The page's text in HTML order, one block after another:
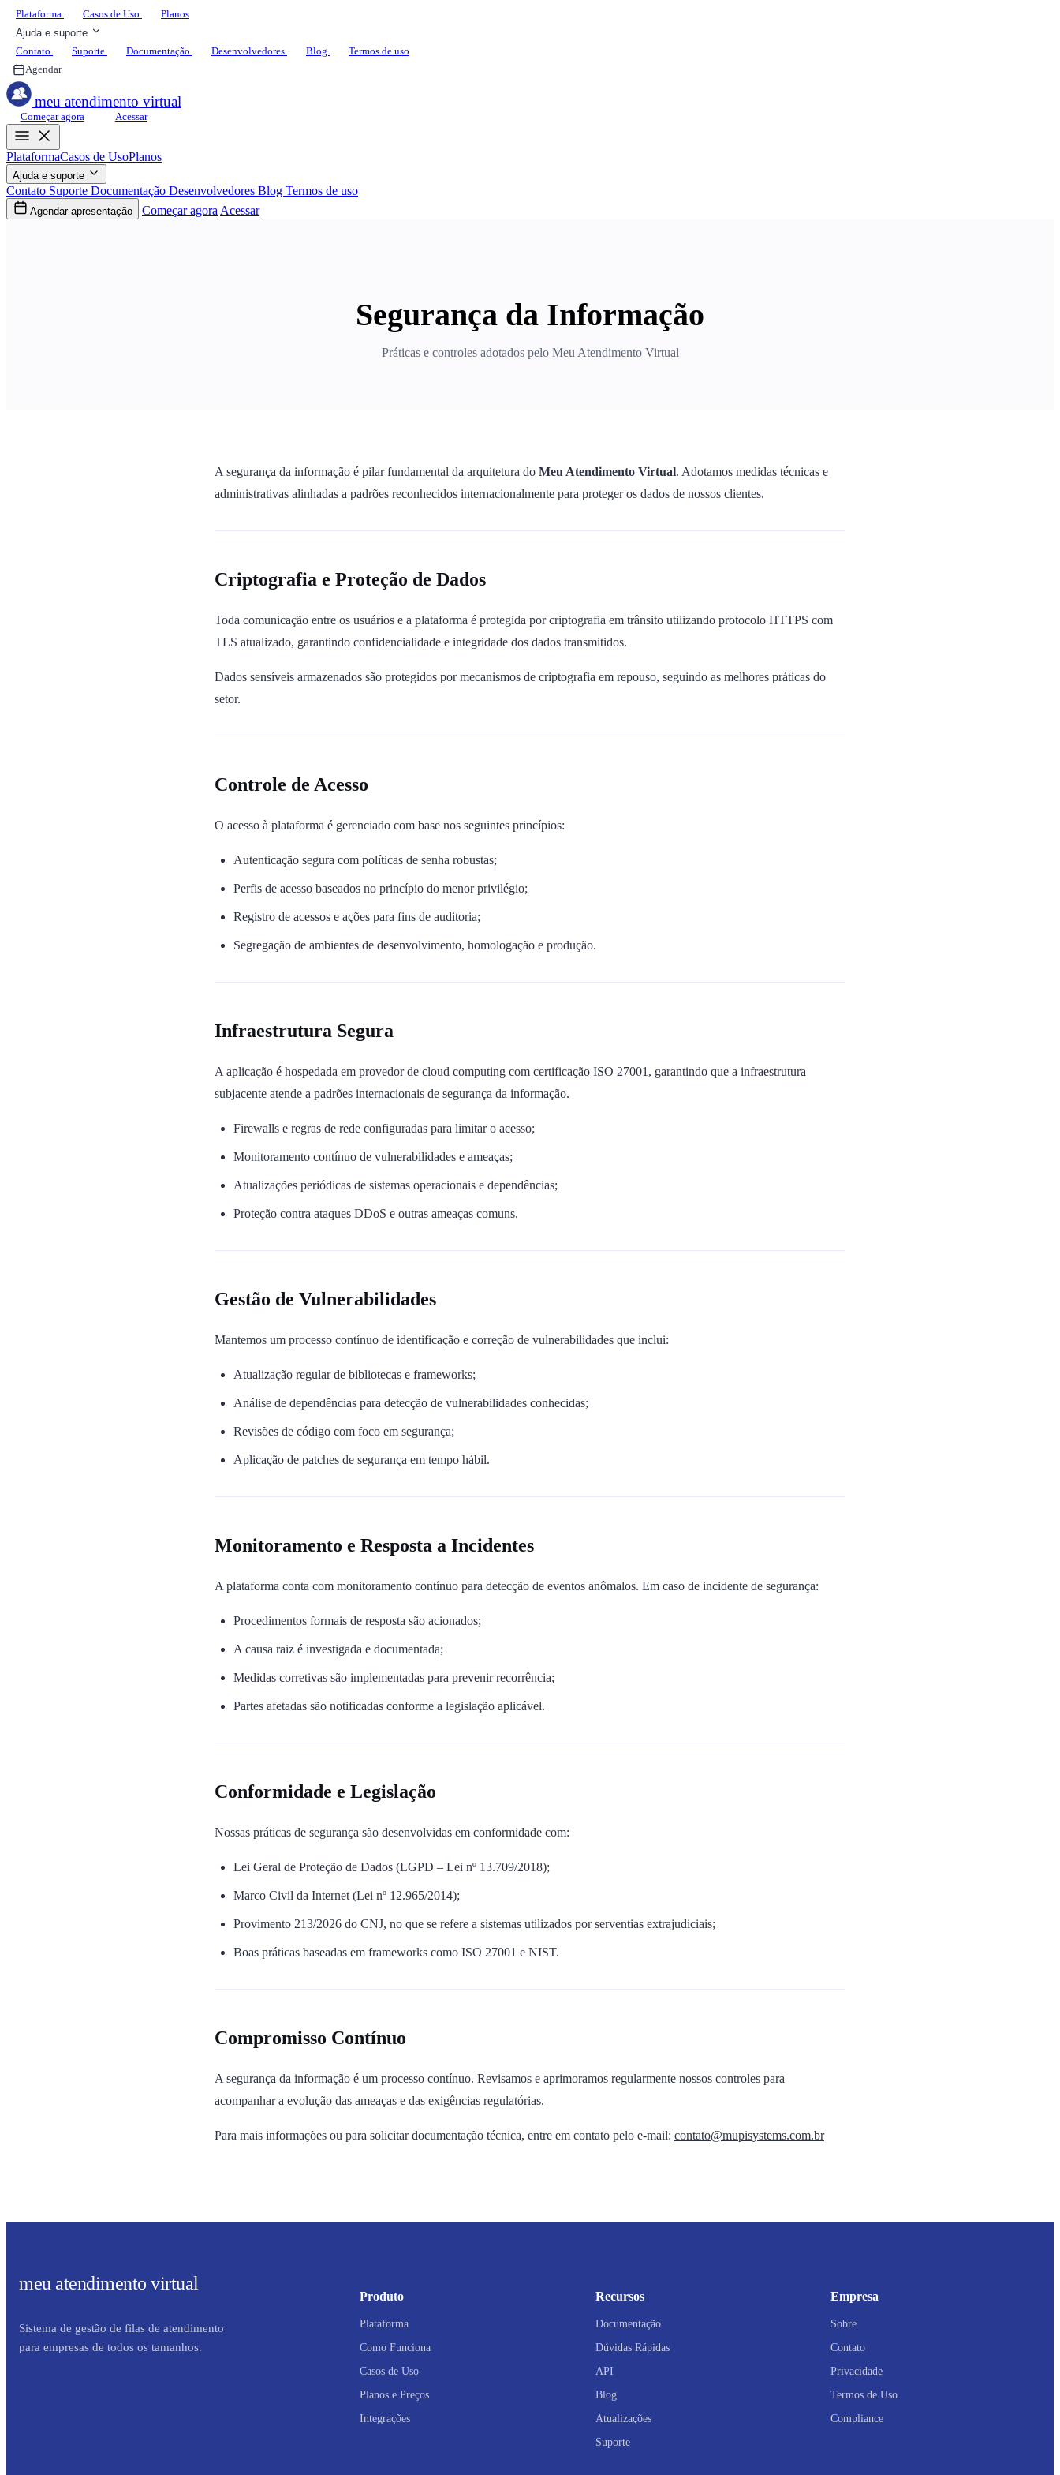
Plataforma Casos de Uso
Planos
Ajuda e suporte
Contato
Suporte Documentação Desenvolvedores Blog
Termos de uso
Agendar
meu atendimento virtual
Começar agora Acessar
PlataformaCasos de UsoPlanos
Ajuda e suporte
Contato Suporte Documentação Desenvolvedores Blog Termos de uso
Agendar apresentação Começar agora Acessar
Segurança da Informação
Práticas e controles adotados pelo Meu Atendimento Virtual
A segurança da informação é pilar fundamental da arquitetura do Meu Atendimento Virtual. Adotamos medidas técnicas e
administrativas alinhadas a padrões reconhecidos internacionalmente para proteger os dados de nossos clientes.
Criptografia e Proteção de Dados
Toda comunicação entre os usuários e a plataforma é protegida por criptografia em trânsito utilizando protocolo HTTPS com
TLS atualizado, garantindo confidencialidade e integridade dos dados transmitidos.
Dados sensíveis armazenados são protegidos por mecanismos de criptografia em repouso, seguindo as melhores práticas do
setor.
Controle de Acesso
O acesso à plataforma é gerenciado com base nos seguintes princípios:
Autenticação segura com políticas de senha robustas;
Perfis de acesso baseados no princípio do menor privilégio;
Registro de acessos e ações para fins de auditoria;
Segregação de ambientes de desenvolvimento, homologação e produção.
Infraestrutura Segura
A aplicação é hospedada em provedor de cloud computing com certificação ISO 27001, garantindo que a infraestrutura
subjacente atende a padrões internacionais de segurança da informação.
Firewalls e regras de rede configuradas para limitar o acesso;
Monitoramento contínuo de vulnerabilidades e ameaças;
Atualizações periódicas de sistemas operacionais e dependências;
Proteção contra ataques DDoS e outras ameaças comuns.
Gestão de Vulnerabilidades
Mantemos um processo contínuo de identificação e correção de vulnerabilidades que inclui:
Atualização regular de bibliotecas e frameworks;
Análise de dependências para detecção de vulnerabilidades conhecidas;
Revisões de código com foco em segurança;
Aplicação de patches de segurança em tempo hábil.
Monitoramento e Resposta a Incidentes
A plataforma conta com monitoramento contínuo para detecção de eventos anômalos. Em caso de incidente de segurança:
Procedimentos formais de resposta são acionados;
A causa raiz é investigada e documentada;
Medidas corretivas são implementadas para prevenir recorrência;
Partes afetadas são notificadas conforme a legislação aplicável.
Conformidade e Legislação
Nossas práticas de segurança são desenvolvidas em conformidade com:
Lei Geral de Proteção de Dados (LGPD – Lei nº 13.709/2018);
Marco Civil da Internet (Lei nº 12.965/2014);
Provimento 213/2026 do CNJ, no que se refere a sistemas utilizados por serventias extrajudiciais;
Boas práticas baseadas em frameworks como ISO 27001 e NIST.
Compromisso Contínuo
A segurança da informação é um processo contínuo. Revisamos e aprimoramos regularmente nossos controles para
acompanhar a evolução das ameaças e das exigências regulatórias.
Para mais informações ou para solicitar documentação técnica, entre em contato pelo e-mail: contato@mupisystems.com.br
meu atendimento virtual
Sistema de gestão de filas de atendimento
para empresas de todos os tamanhos.
Produto
Plataforma
Como Funciona
Casos de Uso
Planos e Preços
Integrações
Recursos
Documentação
Dúvidas Rápidas
API
Blog
Atualizações
Suporte
Empresa
Sobre
Contato
Privacidade
Termos de Uso
Compliance